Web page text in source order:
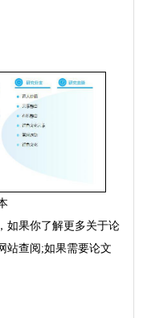
果你了解更多关于论
站查阅;如果需要论文